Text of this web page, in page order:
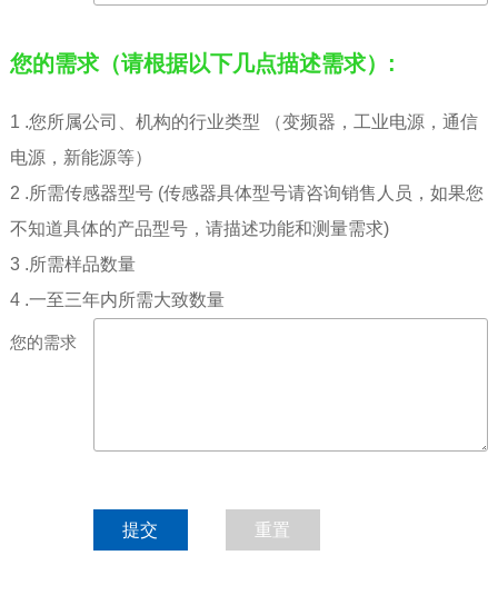
您的需求（请根据以下几点描述需求）:
1 .您所属公司、机构的行业类型 （变频器，工业电源，通信
电源，新能源等）
2 .所需传感器型号 (传感器具体型号请咨询销售人员，如果您
不知道具体的产品型号，请描述功能和测量需求)
3 .所需样品数量
4 .一至三年内所需大致数量
您的需求